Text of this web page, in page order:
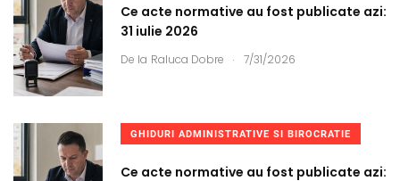
Ce acte normative au fost publicate azi:
31 iulie 2026
De la Raluca Dobre . 7/31/2026
GHIDURI ADMINISTRATIVE SI BIROCRATIE
Ce acte normative au fost publicate azi: